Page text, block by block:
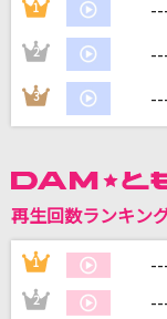
家
1
2
3
再生回数ランキン
1
2